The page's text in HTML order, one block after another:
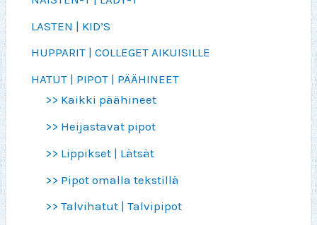
LASTEN | KID’S
HUPPARIT | COLLEGET AIKUISILLE
HATUT | PIPOT | PÄÄHINEET
>> Kaikki päähineet
>> Heijastavat pipot
>> Lippikset | Lätsät
>> Pipot omalla tekstillä
>> Talvihatut | Talvipipot